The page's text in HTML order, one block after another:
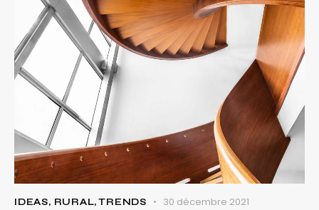
IDEAS, RURAL,TRENDS 30 décembre 2021